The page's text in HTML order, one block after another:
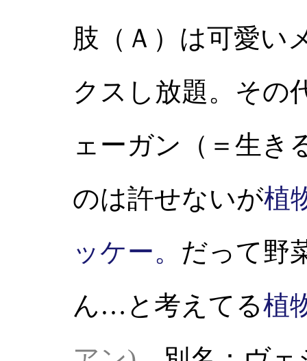
肢（Ａ）は可愛い
クスし放題。その
ェーガン（＝生き
のは許せないが植
ッケー。 だって野
ん…と考えてる植